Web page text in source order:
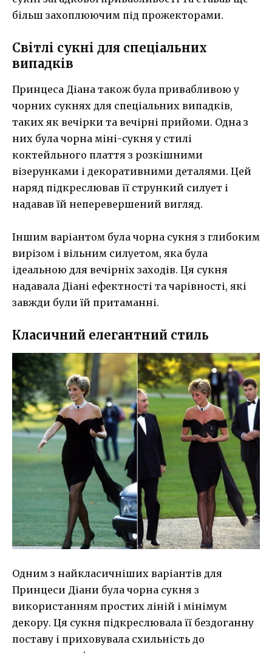
більш захоплюючим під прожекторами.
Світлі сукні для спеціальних
випадків
Принцеса Діана також була привабливою у
чорних сукнях для спеціальних випадків,
таких як вечірки та вечірні прийоми. Одна з
них була ​​чорна міні-сукня у стилі
коктейльного плаття з розкішними
візерунками і декоративними деталями. Цей
наряд підкреслював її стрункий силует і
надавав їй неперевершений вигляд.
Іншим варіантом була ​​чорна сукня з глибоким
вирізом і вільним силуетом, яка була
ідеальною для вечірніх заходів. Ця сукня
надавала Діані ефектності та чарівності, які
завжди були їй притаманні.
Класичний елегантний стиль
Одним з найкласичніших варіантів для
Принцеси Діани була ​​чорна сукня з
використанням простих ліній і мінімум
декору. Ця сукня підкреслювала її бездоганну
поставу і приховувала схильність до